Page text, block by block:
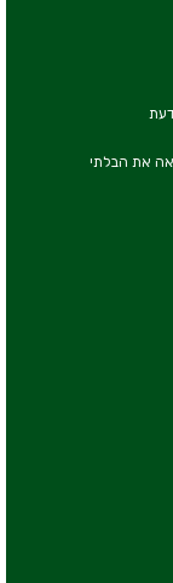
את הבלתי